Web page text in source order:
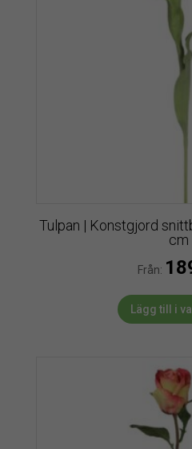
Tulpan | Konstgjord
cm
Från:
Lägg till i